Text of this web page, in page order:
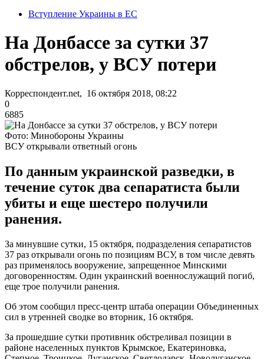
Вступление Украины в ЕС
На Донбассе за сутки 37
обстрелов, у ВСУ потери
Корреспондент.net, 16 октября 2018, 08:22
0
6885
Фото: Минобороны Украины
ВСУ открывали ответный огонь
По данным украинской разведки, в
течение суток два сепаратиста были
убиты и еще шестеро получили
ранения.
За минувшие сутки, 15 октября, подразделения сепаратистов
37 раз открывали огонь по позициям ВСУ, в том числе девять
раз применялось вооружение, запрещенное Минскими
договоренностям. Один украинский военнослужащий погиб,
еще трое получили ранения.
Об этом сообщил пресс-центр штаба операции Объединенных
сил в утренней сводке во вторник, 16 октября.
За прошедшие сутки противник обстреливал позиции в
районе населенных пунктов Крымское, Екатериновка,